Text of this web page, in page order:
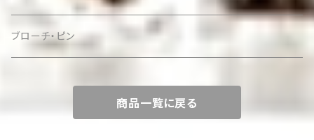
ケース
ブローチ・ピン
商品一覧に戻る